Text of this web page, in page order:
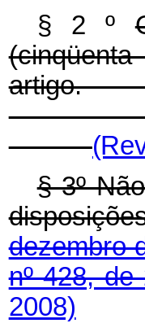
§ 2 º
§ 3º
dezembro
nº 428,
2008)